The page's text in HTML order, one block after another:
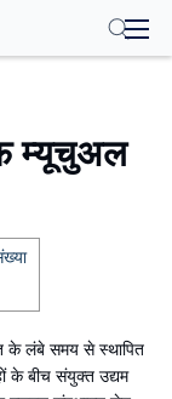
म्यूचुअल
लंबे समय से स्थापित
के बीच संयुक्त उद्यम